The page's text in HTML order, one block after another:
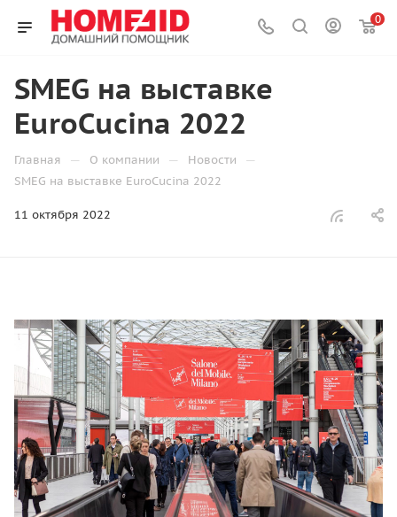
0
SMEG на выставке
EuroCucina 2022
Главная — О компании — Новости —
SMEG на выставке EuroCucina 2022
11 октября 2022